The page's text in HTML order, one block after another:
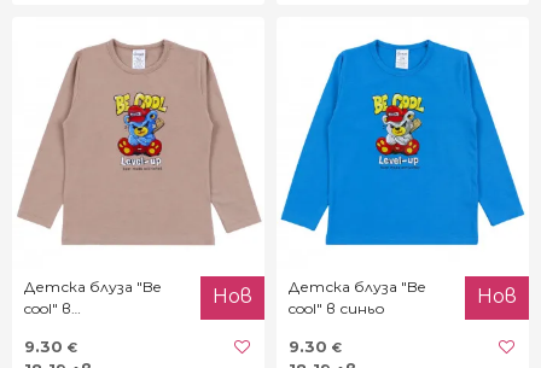
Детска блуза "Be
cool" в
Нов
9.30 €
Детска блуза "Be
cool" в синьо
Нов
9.30 €